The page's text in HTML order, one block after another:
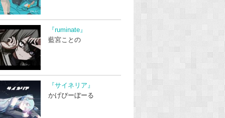
『ruminate』
藍宮ことの
『サイネリア』
かげぴーぼーる